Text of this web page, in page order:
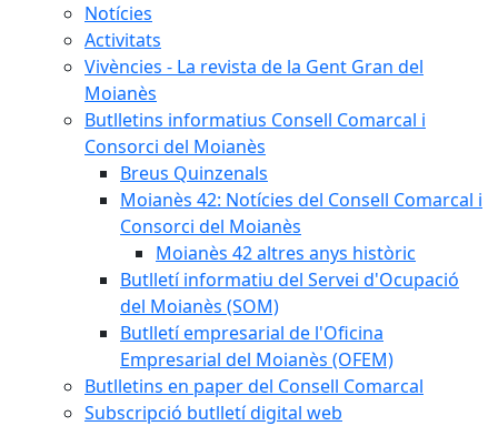
Notícies
Activitats
Vivències - La revista de la Gent Gran del
Moianès
Butlletins informatius Consell Comarcal i
Consorci del Moianès
Breus Quinzenals
Moianès 42: Notícies del Consell Comarcal i
Consorci del Moianès
Moianès 42 altres anys històric
Butlletí informatiu del Servei d'Ocupació
del Moianès (SOM)
Butlletí empresarial de l'Oficina
Empresarial del Moianès (OFEM)
Butlletins en paper del Consell Comarcal
Subscripció butlletí digital web